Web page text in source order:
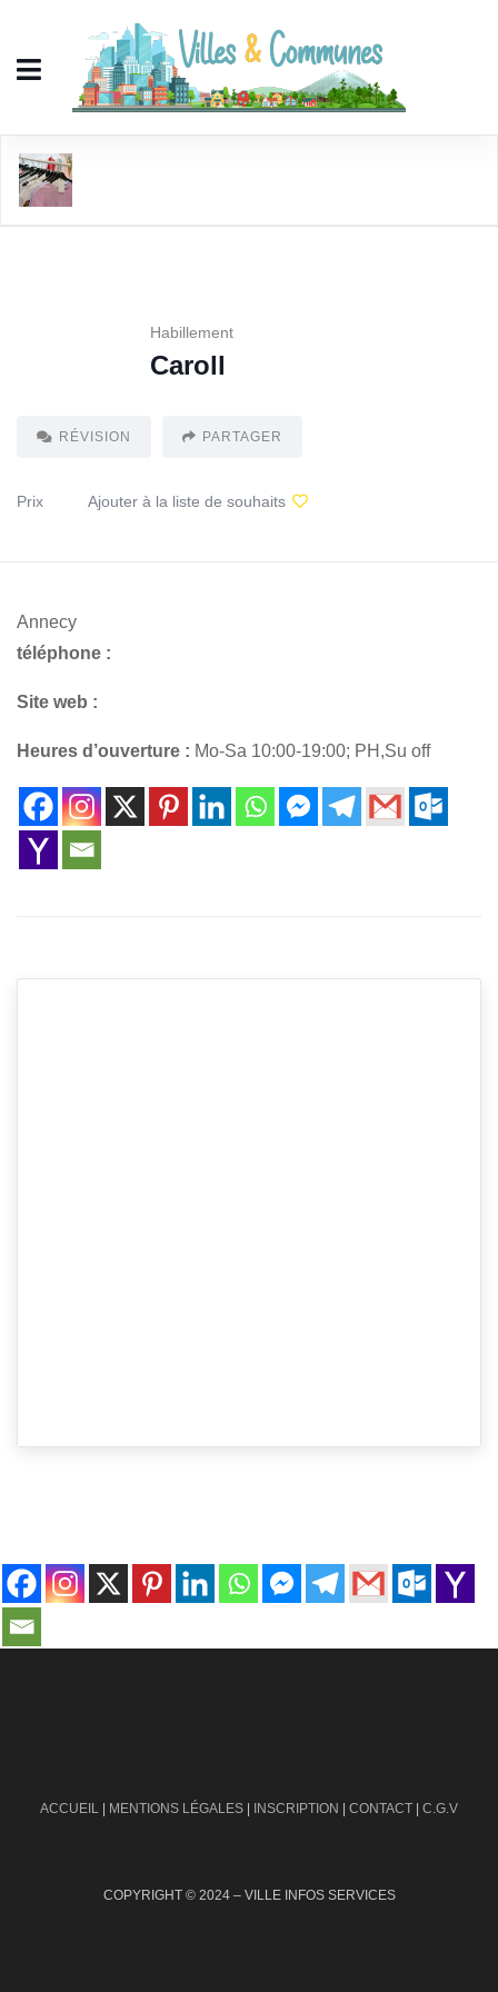
Habillement
Caroll
RÉVISION PARTAGER
Prix Ajouter à la liste de souhaits
Annecy
téléphone :
Site web :
Heures d’ouverture : Mo-Sa 10:00-19:00; PH,Su off
ACCUEIL | MENTIONS LÉGALES | INSCRIPTION | CONTACT | C.G.V
COPYRIGHT © 2024 – VILLE INFOS SERVICES